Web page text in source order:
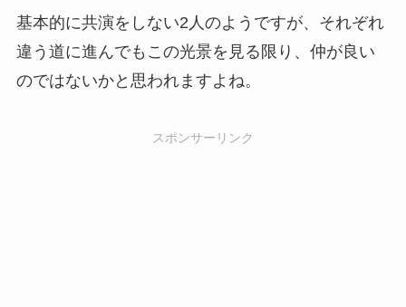
基本的に共演をしない2人のようですが、それぞれ
違う道に進んでもこの光景を見る限り、仲が良い
のではないかと思われますよね。
スポンサーリンク